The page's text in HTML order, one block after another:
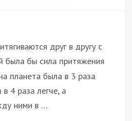
друг в другу с
была бы сила притяжения
планета была в 3 раза
4 раза легче, а
ними в …